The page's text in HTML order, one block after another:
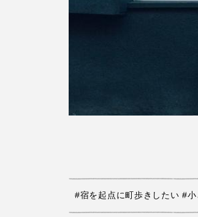
#宿を起点に町歩きしたい #小